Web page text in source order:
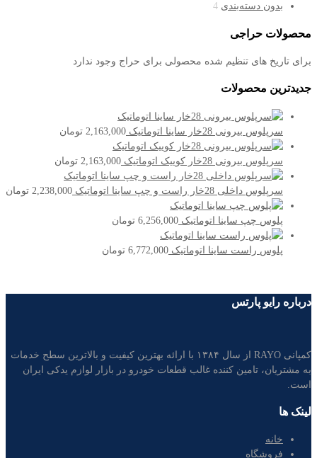
بدون دسته‌بندی 4
محصولات حراجی
برای تاریخ های تنظیم شده محصولی برای حراج وجود ندارد
جدیدترین محصولات
سرپلوس بیرونی 28خار ساینا اتوماتیک 2,163,000 تومان
سرپلوس بیرونی 28خار کوییک اتوماتیک 2,163,000 تومان
سرپلوس داخلی 28خار راست و چپ ساینا اتوماتیک 2,238,000 تومان
پلوس چپ ساینا اتوماتیک 6,256,000 تومان
پلوس راست ساینا اتوماتیک 6,772,000 تومان
درباره رایو پارتس
کمپانی RAYO از سال ۱۳۸۴ با ارائه بهترین کیفیت و بالاترین سطح خدمات
به مشتریان، تامین کننده غالب قطعات خودرو در بازار لوازم یدکی ایران
است.
لینک ها
خانه
فروشگاه